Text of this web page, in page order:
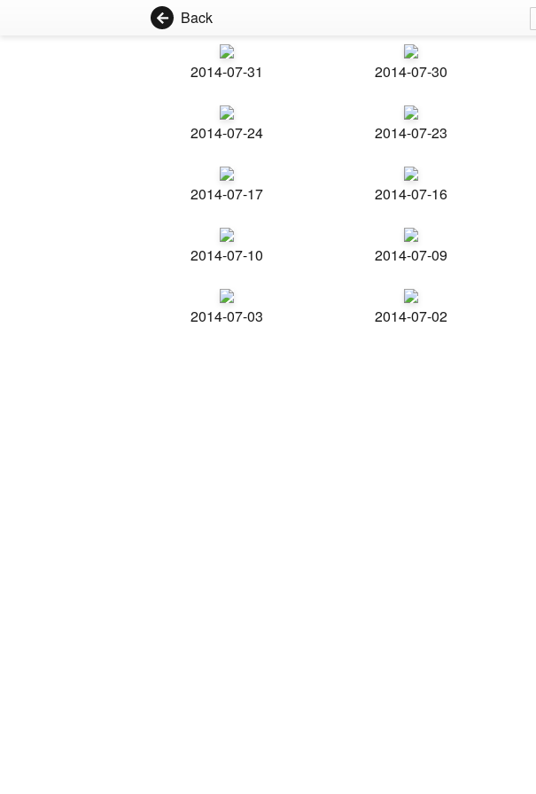
Back
2014-07-31 2014-07-30
2014-07-24 2014-07-23
2014-07-17 2014-07-16
2014-07-10 2014-07-09
2014-07-03 2014-07-02